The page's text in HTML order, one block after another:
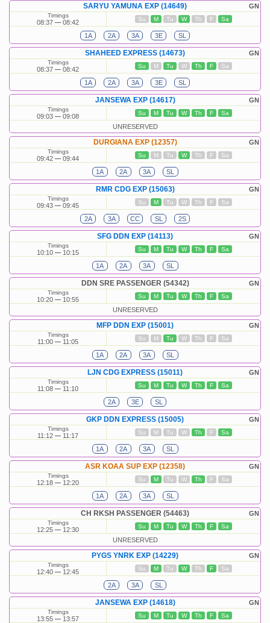
GN
SARYU YAMUNA EXP (14649)
Timings
08:37 08:42 Su M Tu W Th F Sa
1A 2A 3A 3E SL
GN
SHAHEED EXPRESS (14673)
Timings
08:37 08:42 Su M Tu W Th F Sa
1A 2A 3A 3E SL
GN
JANSEWA EXP (14617)
Timings
09:03 09:08 Su M Tu W Th F Sa
UNRESERVED
GN
DURGIANA EXP (12357)
Timings
09:42 09:44 Su M Tu W Th F Sa
1A 2A 3A SL
GN
RMR CDG EXP (15063)
Timings
09:43 09:45 Su M Tu W Th F Sa
2A 3A CC SL 2S
GN
SFG DDN EXP (14113)
Timings
10:10 10:15 Su M Tu W Th F Sa
1A 2A 3A SL
GN
DDN SRE PASSENGER (54342)
Timings
10:20 10:55 Su M Tu W Th F Sa
UNRESERVED
GN
MFP DDN EXP (15001)
Timings
11:00 11:05 Su M Tu W Th F Sa
1A 2A 3A SL
GN
LJN CDG EXPRESS (15011)
Timings
11:08 11:10 Su M Tu W Th F Sa
2A 3E SL
GN
GKP DDN EXPRESS (15005)
Timings
11:12 11:17 Su M Tu W Th F Sa
1A 2A 3A SL
GN
ASR KOAA SUP EXP (12358)
Timings
12:18 12:20 Su M Tu W Th F Sa
1A 2A 3A SL
GN
CH RKSH PASSENGER (54463)
Timings
12:25 12:30 Su M Tu W Th F Sa
UNRESERVED
GN
PYGS YNRK EXP (14229)
Timings
12:40 12:45 Su M Tu W Th F Sa
2A 3A SL
GN
JANSEWA EXP (14618)
Timings
13:55 13:57 Su M Tu W Th F Sa